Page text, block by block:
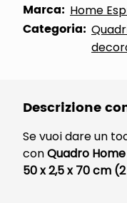
Marca: Home
Categoria:
Descrizione
Se vuoi dare un
conQuadro Home
50 x 2,5 x 70 cm